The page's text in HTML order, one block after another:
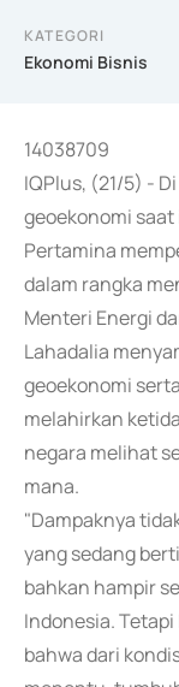
KATEGORI
Ekonomi Bisnis
14038709
IQPlus, (21/5) -
geoekonomi
Pertamina
dalam rangka
Menteri Energi
Lahadalia
geoekonomi
melahirkan
negara melihat
mana.
"Dampaknya
yang sedang
bahkan hampir
Indonesia.
bahwa dari